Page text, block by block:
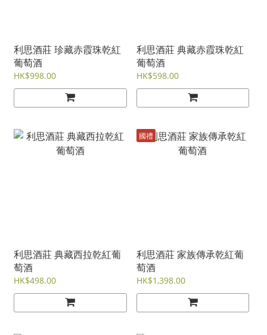
利思酒莊 珍藏赤霞珠乾紅
葡萄酒
HK$998.00
利思酒莊 典藏赤霞珠乾紅
葡萄酒
HK$598.00
利思酒莊 典藏西拉乾紅葡
萄酒
HK$498.00
國禮
利思酒莊 家族傳承乾紅葡
萄酒
HK$1,398.00